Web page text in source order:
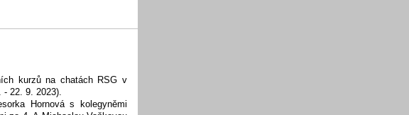
kurzů na chatách RSG v
- 22. 9. 2023).
Hornovás kolegyněmi